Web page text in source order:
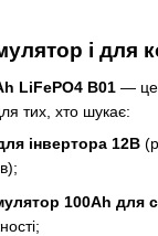
і для
LiFePO4 B01 — це
тих, хто шукає:
інвертора 12В
100Ah для